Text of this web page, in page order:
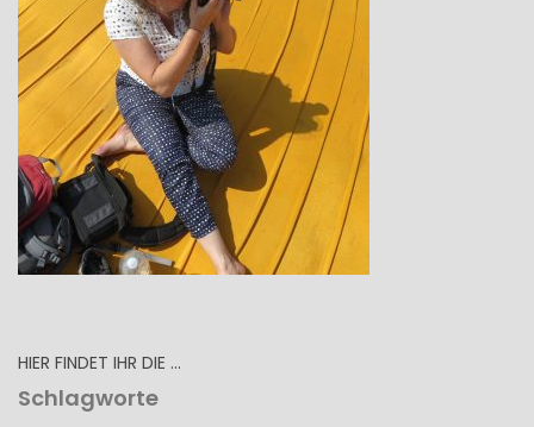
HIER FINDET IHR DIE …
Schlagworte